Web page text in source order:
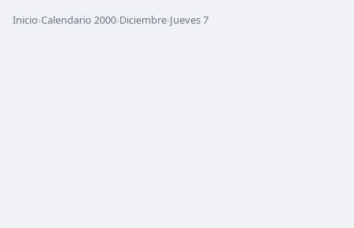
Inicio›Calendario 2000›Diciembre›Jueves 7